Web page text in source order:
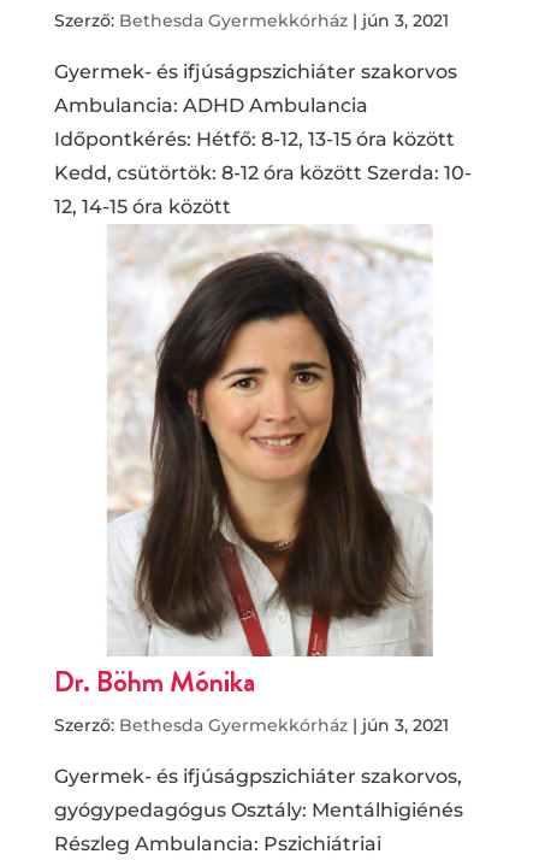
Szerző: Bethesda Gyermekkórház| jún 3, 2021
Gyermek- és ifjúságpszichiáter szakorvos
Ambulancia: ADHD Ambulancia
Időpontkérés: Hétfő: 8-12, 13-15 óra között
Kedd, csütörtök: 8-12 óra között Szerda: 10-
12, 14-15 óra között
Dr. Böhm Mónika
Szerző: Bethesda Gyermekkórház| jún 3, 2021
Gyermek- és ifjúságpszichiáter szakorvos,
gyógypedagógus Osztály: Mentálhigiénés
Részleg Ambulancia: Pszichiátriai